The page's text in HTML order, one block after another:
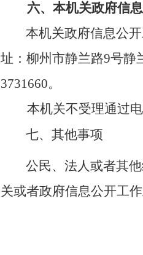
六、本机关政府信
本机关政府信息公
址：柳州市静兰路9号静
3731660。
本机关不受理通过
七、其他事项
公民、法人或者其
关或者政府信息公开工